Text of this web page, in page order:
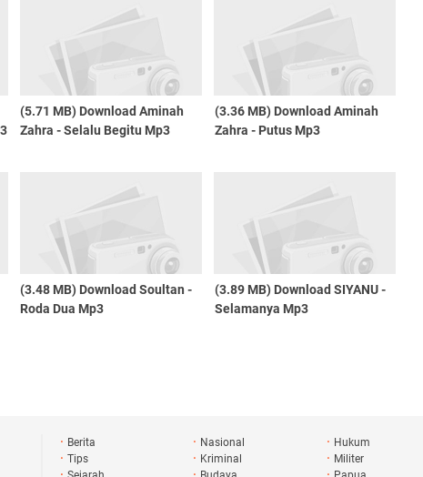
(5.71 MB) Download Aminah
Zahra - Selalu Begitu Mp3
(3.36 MB) Download Aminah
Zahra - Putus Mp3
(3.48 MB) Download Soultan -
Roda Dua Mp3
(3.89 MB) Download SIYANU -
Selamanya Mp3
Berita Nasional
Hukum
Tips
Kriminal
Militer